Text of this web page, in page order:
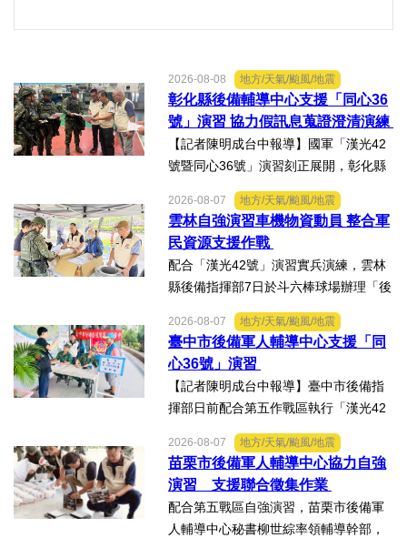
2026-08-08 地方/天氣/颱風/地震
彰化縣後備輔導中心支援「同心36
號」演習 協力假訊息蒐證澄清演練
【記者陳明成台中報導】國軍「漢光42
號暨同心36號」演習刻正展開，彰化縣
導，協力陸軍104旅實施「假訊息蒐證澄
清」演練。動員芳苑鄉後備軍人輔導中
心陳宗文主任、陳芳果秘...
2026-08-07 地方/天氣/颱風/地震
雲林自強演習車機物資動員 整合軍
民資源支援作戰
配合「漢光42號」演習實兵演練，雲林
縣後備指揮部7日於斗六棒球場辦理「後
資接收作業－自強演習」。【記者陳明
成台中報導】配合「漢光42號」演習實
兵演練，雲林縣後備指揮...
2026-08-07 地方/天氣/颱風/地震
臺中市後備軍人輔導中心支援「同
心36號」演習
【記者陳明成台中報導】臺中市後備指
揮部日前配合第五作戰區執行「漢光42
教育召集作業，臺中市外埔區、清水
區、大安區等後備軍人輔導中心全力投
入支援任務，設置服務台協助...
2026-08-07 地方/天氣/颱風/地震
苗栗市後備軍人輔導中心協力自強
演習 支援聯合徵集作業
配合第五戰區自強演習，苗栗市後備軍
人輔導中心秘書柳世綜率領輔導幹部，